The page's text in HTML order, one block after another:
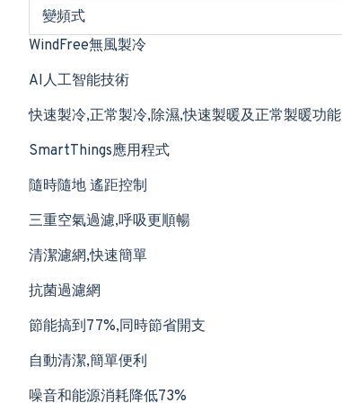
變頻式
WindFree無風製冷
AI人工智能技術
快速製冷,正常製冷,除濕,快速製暖及正常製暖功能
SmartThings應用程式
隨時隨地 遙距控制
三重空氣過濾,呼吸更順暢
清潔濾網,快速簡單
抗菌過濾網
節能搞到77%,同時節省開支
自動清潔,簡單便利
噪音和能源消耗降低73%